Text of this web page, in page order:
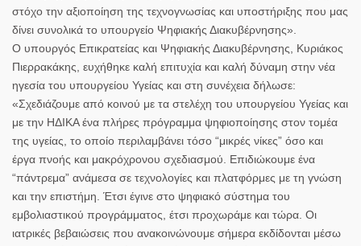
στόχο την αξιοποίηση της τεχνογνωσίας και υποστήριξης που μας
δίνει συνολικά το υπουργείο Ψηφιακής Διακυβέρνησης».
Ο υπουργός Επικρατείας και Ψηφιακής Διακυβέρνησης, Κυριάκος
Πιερρακάκης, ευχήθηκε καλή επιτυχία και καλή δύναμη στην νέα
ηγεσία του υπουργείου Υγείας και στη συνέχεια δήλωσε:
«Σχεδιάζουμε από κοινού με τα στελέχη του υπουργείου Υγείας και
με την ΗΔΙΚΑ ένα πλήρες πρόγραμμα ψηφιοποίησης στον τομέα
της υγείας, το οποίο περιλαμβάνει τόσο “μικρές νίκες” όσο και
έργα πνοής και μακρόχρονου σχεδιασμού. Επιδιώκουμε ένα
“πάντρεμα” ανάμεσα σε τεχνολογίες και πλατφόρμες με τη γνώση
και την επιστήμη. Έτσι έγινε στο ψηφιακό σύστημα του
εμβολιαστικού προγράμματος, έτσι προχωράμε και τώρα. Οι
ιατρικές βεβαιώσεις που ανακοινώνουμε σήμερα εκδίδονται μέσω